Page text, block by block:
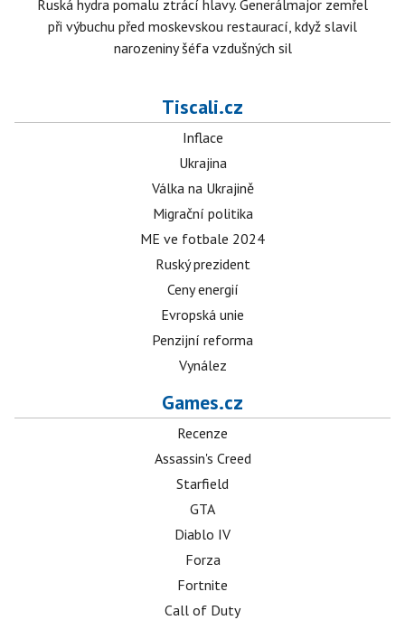
Ruská hydra pomalu ztrácí hlavy. Generálmajor zemřel
při výbuchu před moskevskou restaurací, když slavil
narozeniny šéfa vzdušných sil
Tiscali.cz
Inflace
Ukrajina
Válka na Ukrajině
Migrační politika
ME ve fotbale 2024
Ruský prezident
Ceny energií
Evropská unie
Penzijní reforma
Vynález
Games.cz
Recenze
Assassin's Creed
Starfield
GTA
Diablo IV
Forza
Fortnite
Call of Duty